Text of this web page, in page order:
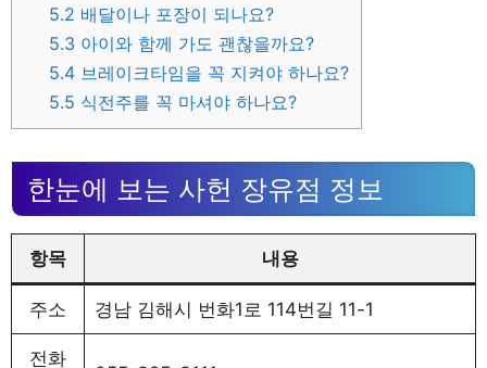
5.2 배달이나 포장이 되나요?
5.3 아이와 함께 가도 괜찮을까요?
5.4 브레이크타임을 꼭 지켜야 하나요?
5.5 식전주를 꼭 마셔야 하나요?
한눈에 보는 사헌 장유점 정보
항목 내용
주소 경남 김해시 번화1로 114번길 11-1
전화